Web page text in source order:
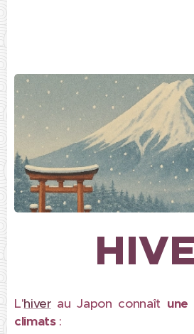
L'hiverau Japon connaît une
climats: